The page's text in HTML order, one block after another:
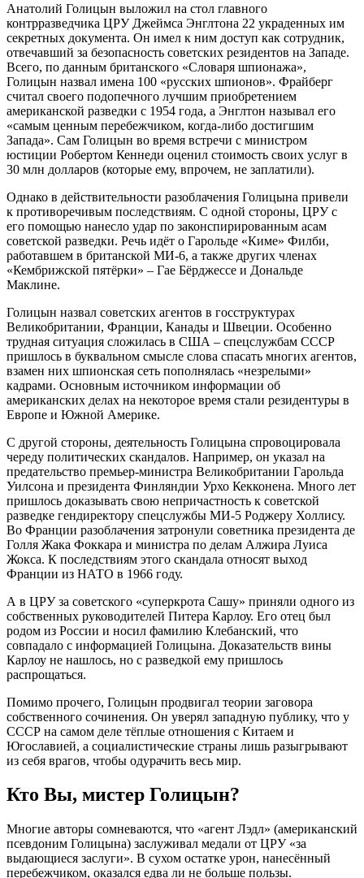
Анатолий Голицын выложил на стол главного
контрразведчика ЦРУ Джеймса Энглтона 22 украденных им
секретных документа. Он имел к ним доступ как сотрудник,
отвечавший за безопасность советских резидентов на Западе.
Всего, по данным британского «Словаря шпионажа»,
Голицын назвал имена 100 «русских шпионов». Фрайберг
считал своего подопечного лучшим приобретением
американской разведки с 1954 года, а Энглтон называл его
«самым ценным перебежчиком, когда-либо достигшим
Запада». Сам Голицын во время встречи с министром
юстиции Робертом Кеннеди оценил стоимость своих услуг в
30 млн долларов (которые ему, впрочем, не заплатили).
Однако в действительности разоблачения Голицына привели
к противоречивым последствиям. С одной стороны, ЦРУ с
его помощью нанесло удар по законспирированным асам
советской разведки. Речь идёт о Гарольде «Киме» Филби,
работавшем в британской МИ-6, а также других членах
«Кембрижской пятёрки» – Гае Бёрджессе и Дональде
Маклине.
Голицын назвал советских агентов в госструктурах
Великобритании, Франции, Канады и Швеции. Особенно
трудная ситуация сложилась в США – спецслужбам СССР
пришлось в буквальном смысле слова спасать многих агентов,
взамен них шпионская сеть пополнялась «незрелыми»
кадрами. Основным источником информации об
американских делах на некоторое время стали резидентуры в
Европе и Южной Америке.
С другой стороны, деятельность Голицына спровоцировала
череду политических скандалов. Например, он указал на
предательство премьер-министра Великобритании Гарольда
Уилсона и президента Финляндии Урхо Кекконена. Много лет
пришлось доказывать свою непричастность к советской
разведке гендиректору спецслужбы МИ-5 Роджеру Холлису.
Во Франции разоблачения затронули советника президента де
Голля Жака Фоккара и министра по делам Алжира Луиса
Жокса. К последствиям этого скандала относят выход
Франции из НАТО в 1966 году.
А в ЦРУ за советского «суперкрота Сашу» приняли одного из
собственных руководителей Питера Карлоу. Его отец был
родом из России и носил фамилию Клебанский, что
совпадало с информацией Голицына. Доказательств вины
Карлоу не нашлось, но с разведкой ему пришлось
распрощаться.
Помимо прочего, Голицын продвигал теории заговора
собственного сочинения. Он уверял западную публику, что у
СССР на самом деле тёплые отношения с Китаем и
Югославией, а социалистические страны лишь разыгрывают
из себя врагов, чтобы одурачить весь мир.
Кто Вы, мистер Голицын?
Многие авторы сомневаются, что «агент Лэдл» (американский
псевдоним Голицына) заслуживал медали от ЦРУ «за
выдающиеся заслуги». В сухом остатке урон, нанесённый
перебежчиком, оказался едва ли не больше пользы.